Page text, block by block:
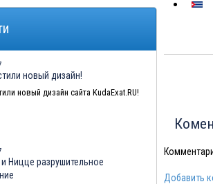
Добавить
в Мальдивы в августе
новый дизайн!
новый дизайн сайта KudaExat.RU!
и Ницце разрушительное